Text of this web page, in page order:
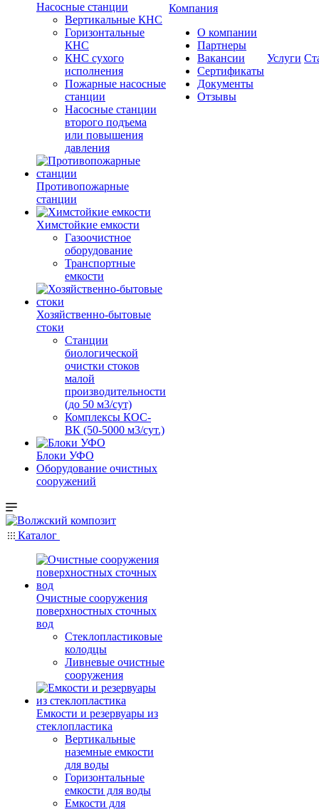
Насосные станции
Вертикальные КНС
Горизонтальные
КНС
КНС сухого
исполнения
Пожарные насосные
станции
Насосные cтанции
второго подъема
или повышения
давления
Противопожарные
станции
Химстойкие емкости
Газоочистное
оборудование
Транспортные
емкости
Хозяйственно-бытовые
стоки
Станции
биологической
очистки стоков
малой
производительности
(до 50 м3/сут)
Комплексы КОС-
ВК (50-5000 м3/сут.)
Блоки УФО
Оборудование очистных
сооружений
Компания
О компании
Партнеры
Вакансии
Сертификаты
Документы
Отзывы
Услуги
Каталог
Очистные сооружения
поверхностных сточных
вод
Стеклопластиковые
колодцы
Ливневые очистные
сооружения
Емкости и резервуары из
стеклопластика
Вертикальные
наземные емкости
для воды
Горизонтальные
емкости для воды
Емкости для